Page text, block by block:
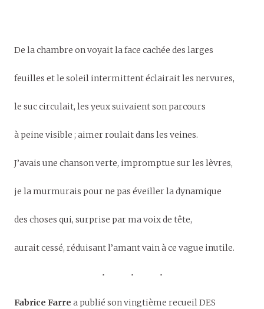
De la chambre on voyait la face cachée des larges
feuilles et le soleil intermittent éclairait les nervures,
le suc circulait, les yeux suivaient son parcours
à peine visible ; aimer roulait dans les veines.
J’avais une chanson verte, impromptue sur les lèvres,
je la murmurais pour ne pas éveiller la dynamique
des choses qui, surprise par ma voix de tête,
aurait cessé, réduisant l’amant vain à ce vague inutile.
Fabrice Farre a publié son vingtième recueil DES